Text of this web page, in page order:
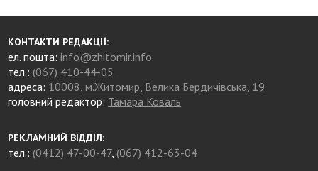
КОНТАКТИ РЕДАКЦІЇ:
ел. пошта:info@zhitomir.info
тел.: (067) 410-44-05
адреса: 10008, м.Житомир, Велика Бердичівська, 19
головний редактор: Тамара Коваль
РЕКЛАМНИЙ ВІДДІЛ:
тел.: (0412) 47-00-47, (067) 412-63-04